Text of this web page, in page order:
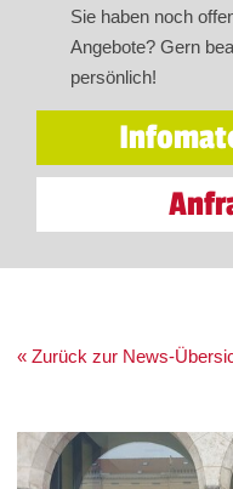
Sie haben noch
Angebote? Gern
persönlich!
« Zurück zur News-